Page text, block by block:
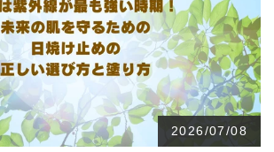
2026/07/08